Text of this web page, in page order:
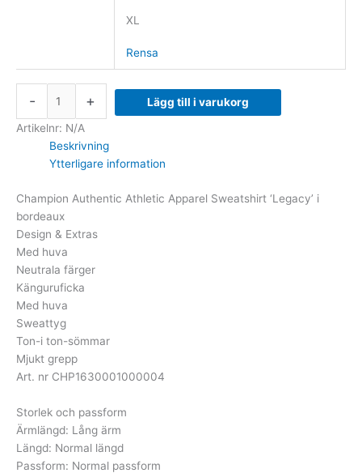
XL
Rensa
- + Lägg till i varukorg
Artikelnr: N/A
Beskrivning
Ytterligare information
Champion Authentic Athletic Apparel Sweatshirt ‘Legacy’ i
bordeaux
Design & Extras
Med huva
Neutrala färger
Känguruficka
Med huva
Sweattyg
Ton-i ton-sömmar
Mjukt grepp
Art. nr CHP1630001000004
Storlek och passform
Ärmlängd: Lång ärm
Längd: Normal längd
Passform: Normal passform